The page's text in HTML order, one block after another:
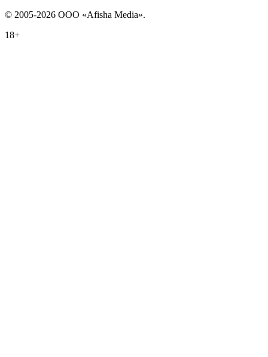
© 2005-2026 ООО «Afisha Media».
18+